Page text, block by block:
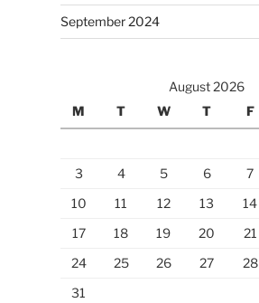
September 2024
August 2026
M
T W T F
3
4 5 6 7
10
11 12 13 14
17
18 19 20 21
24
25 26 27 28
31